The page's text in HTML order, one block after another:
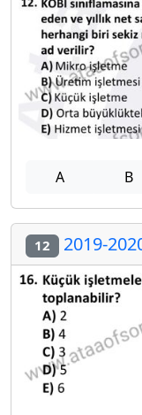
A B
12 2019-